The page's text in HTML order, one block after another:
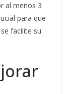
al menos 3
para que
facilite su